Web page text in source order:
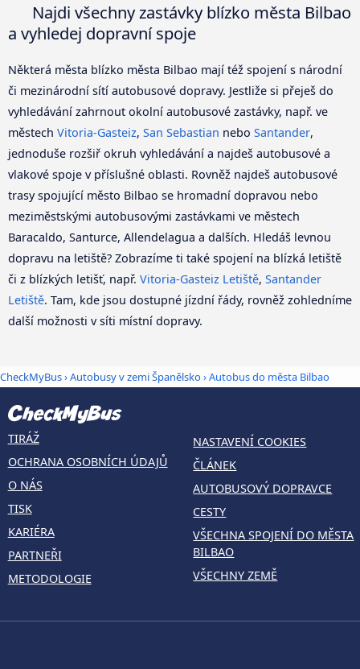
Najdi všechny zastávky blízko města Bilbao
a vyhledej dopravní spoje
Některá města blízko města Bilbao mají též spojení s národní
či mezinárodní sítí autobusové dopravy. Jestliže si přeješ do
vyhledávání zahrnout okolní autobusové zastávky, např. ve
městech Vitoria-Gasteiz, San Sebastian nebo Santander,
jednoduše rozšiř okruh vyhledávání a najdeš autobusové a
vlakové spoje v příslušné oblasti. Rovněž najdeš autobusové
trasy spojující město Bilbao se hromadní dopravou nebo
meziměstskými autobusovými zastávkami ve městech
Baracaldo, Santurce, Allendelagua a dalších. Hledáš levnou
dopravu na letiště? Zobrazíme ti také spojení na blízká letiště
či z blízkých letišť, např. Vitoria-Gasteiz Letiště, Santander
Letiště. Tam, kde jsou dostupné jízdní řády, rovněž zohledníme
další možnosti v síti místní dopravy.
CheckMyBus›Autobusy v zemi Španělsko› Autobus do města Bilbao
TIRÁŽ
OCHRANA OSOBNÍCH ÚDAJŮ
O NÁS
TISK
KARIÉRA
PARTNEŘI
METODOLOGIE
NASTAVENÍ COOKIES
ČLÁNEK
AUTOBUSOVÝ DOPRAVCE
CESTY
VŠECHNA SPOJENÍ DO MĚSTA
BILBAO
VŠECHNY ZEMĚ